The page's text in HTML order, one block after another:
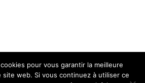
2023 © minimaldog theme
pour vous garantir la meilleure
web. Si vous continuez à utiliser ce